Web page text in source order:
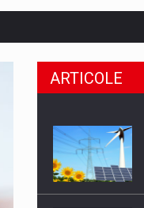
produselor din piata
ARTICOLE